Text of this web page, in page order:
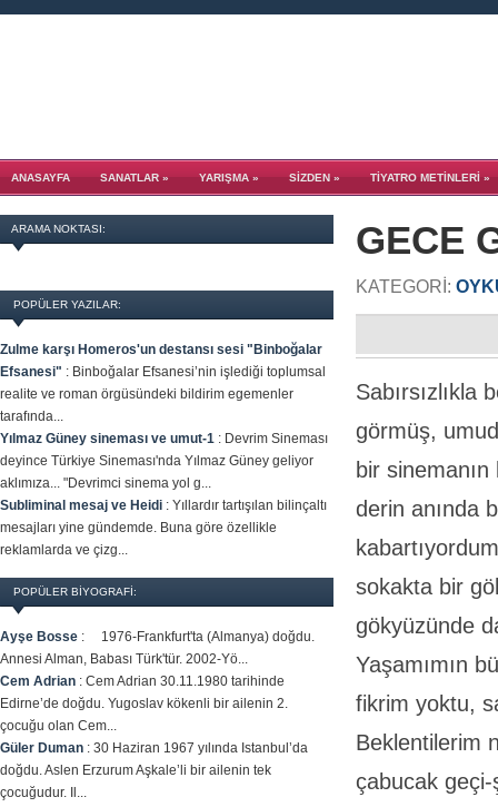
ANASAYFA SANATLAR» YARIŞMA» SİZDEN» TIYATRO METINLERI»
GECE
KATEGORI:
Sabırsızlıkla
görmüş,
bir
derin anında
sokakta bir
gökyüzünde
Yaşamımın
fikrim yoktu,
Beklentilerim
çabucak
ARAMA NOKTASI:
POPÜLER YAZILAR:
Zulme karşı Homeros'un destansı sesi "Binboğalar
Efsanesi" : Binboğalar Efsanesi’nin işlediği toplumsal
realite ve roman örgüsündeki bildirim egemenler
tarafında...
Yılmaz Güney sineması ve umut-1 : Devrim Sineması
deyince Türkiye Sineması'nda Yılmaz Güney geliyor
aklımıza... "Devrimci sinema yol g...
Subliminal mesaj ve Heidi : Yıllardır tartışılan bilinçaltı
mesajları yine gündemde. Buna göre özellikle
reklamlarda ve çizg...
POPÜLER BİYOGRAFİ:
Ayşe Bosse :
1976-Frankfurt'ta (Almanya) doğdu.
Annesi Alman, Babası Türk'tür. 2002-Yö...
Cem Adrian : Cem Adrian 30.11.1980 tarihinde
Edirne’de doğdu. Yugoslav kökenli bir ailenin 2.
çocuğu olan Cem...
Güler Duman : 30 Haziran 1967 yılında Istanbul’da
doğdu. Aslen Erzurum Aşkale’li bir ailenin tek
çocuğudur. Il...